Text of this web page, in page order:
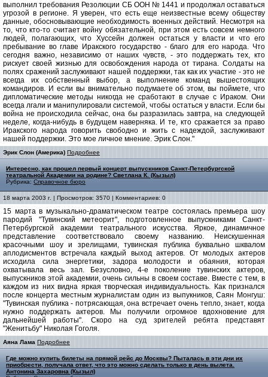
выполнил требования Резолюции СБ ООН № 1441 и продолжал оставаться
угрозой в регионе. Я уверен, что есть еще неизвестные всему обществу
данные, обосновывающие необходимость военных действий. Несмотря на
то, что кто-то считает войну обязательной, при этом есть совсем немного
людей, полагающих, что Хуссейн должен остаться у власти и что его
пребывание во главе Иракского государство - благо для его народа. Что
сегодня важно, независимо от наших чувств, - это поддержать тех, кто
рискует своей жизнью для освобождения народа от тирана. Солдаты на
полях сражений заслуживают нашей поддержки, так как их участие - это не
всегда их собственный выбор, а выполнение команд вышестоящих
командиров. И если вы внимательно подумаете об этом, вы поймете, что
дипломатические методы никогда не сработают в случае с Ираком. Они
всегда лгали и манипулировали системой, чтобы остаться у власти. Если бы
война не происходила сейчас, она бы разразилась завтра, на следующей
неделе, когда-нибудь в будущем наверняка. И те, кто сражается за право
Иракского народа говорить свободно и жить с надеждой, заслуживают
нашей поддержки. Это мое личное мнение. Эрик Слон."
Эрик Слон (Америка) Подробнее
Интересно, как прошел первый концерт выпускников Санкт-Петербургской
театральной Академии на родине? Светлана К. (Кызыл)
Рубрика: Справочное бюро
18 марта 2003 г. | Просмотров: 3570 | Комментариев: 0
15 марта в музыкально-драматическом театре состоялась премьера шоу
пародий "Тувинский метеорит", подготовленное выпускниками Санкт-
Петербургской академии театрального искусства. Яркое, динамичное
представление соответствовало своему названию. Неискушенная
красочными шоу и зрелищами, тувинская публика буквально шквалом
аплодисментов встречала каждый выход актеров. От молодых актеров
исходила сила энергетики, задора молодости и обаяния, которая
охватывала весь зал. Безусловно, 4-е поколение тувинских актеров,
выпускников этой академии, очень сильны в своем составе. Вместе с тем, в
каждом из них видна яркая творческая индивидуальность. Как признался
после концерта местным журналистам один из выпукников, Саян Монгуш:
"Тувинская публика - потрясающая, она встречает очень тепло, знает, когда
нужно поддержать актеров. Мы получили огромное вдохновение для
дальнейшей работы". Скоро на суд зрителей ребята представят
"Женитьбу" Николая Гоголя.
Аяна Лама Подробнее
Где можно купить билеты на прямой рейс до Москвы? Пыталась в эти дни их
приобрести, получала ответ, что это можно сделать только в день вылета.
Антонина Захаровна (Кызыл)